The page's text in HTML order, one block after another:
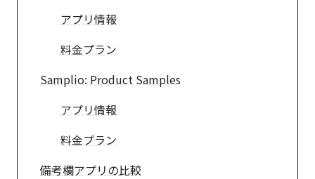
アプリ情報
料金プラン
Samplio: Product Samples
アプリ情報
料金プラン
備考欄アプリの比較